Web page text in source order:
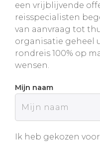
een vrijblijvende
reisspecialisten
van aanvraag tot
organisatie geheel
rondreis 100% op
wensen.
Mijn naam
Ik heb gekozen